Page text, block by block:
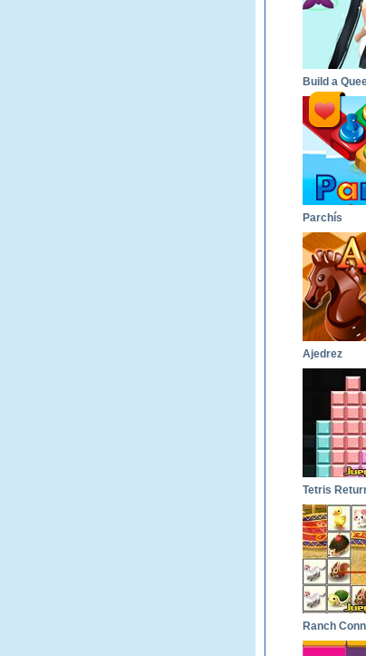
Build a
Parchís
Ajedrez
Tetris
Ranch